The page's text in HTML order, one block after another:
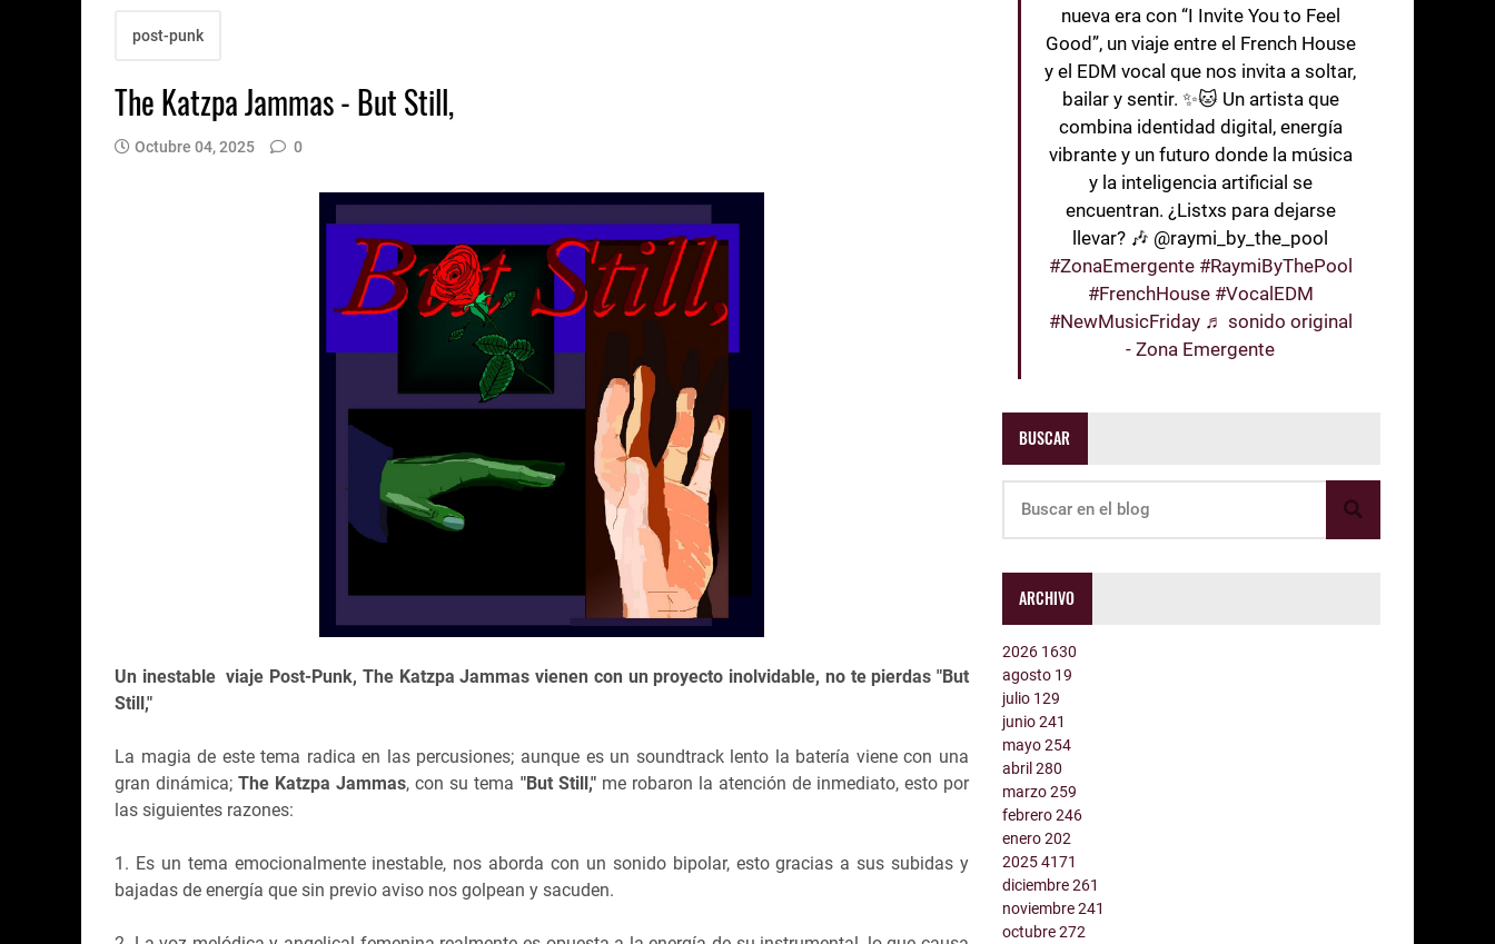
post-punk
The Katzpa Jammas - But Still,
Octubre 04, 2025 0
Un inestable viaje Post-Punk, The Katzpa Jammas vienen con un proyecto inolvidable, no te pierdas "But
Still,"
La magia de este tema radica en las percusiones; aunque es un soundtrack lento la batería viene con una
gran dinámica;The Katzpa Jammas, con su tema "But Still,"me robaron la atención de inmediato, esto por
las siguientes razones:
1. Es un tema emocionalmente inestable, nos aborda con un sonido bipolar, esto gracias a sus subidas y
bajadas de energía que sin previo aviso nos golpean y sacuden.
nueva era con “I Invite You to Feel
Good”, un viaje entre el French House
y el EDM vocal que nos invita a soltar,
bailar y sentir. ✨🐱 Un artista que
combina identidad digital, energía
vibrante y un futuro donde la música
y la inteligencia artificial se
encuentran. ¿Listxs para dejarse
llevar? 🎶 @raymi_by_the_pool
#ZonaEmergente #RaymiByThePool
#FrenchHouse #VocalEDM
#NewMusicFriday ♬ sonido original
- Zona Emergente
BUSCAR
ARCHIVO
2026 1630
agosto 19
julio 129
junio241
mayo254
abril280
marzo259
febrero246
enero202
20254171
diciembre261
noviembre241
octubre272